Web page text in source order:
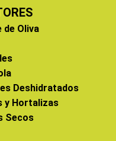
de Oliva
Deshidratados
y Hortalizas
Secos